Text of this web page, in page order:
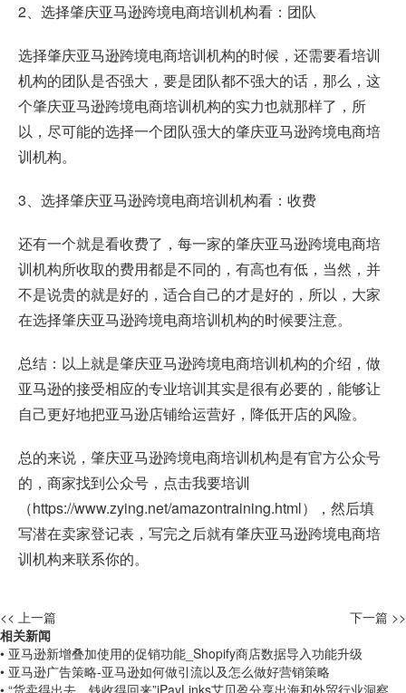
2、选择肇庆亚马逊跨境电商培训机构看：团队
选择肇庆亚马逊跨境电商培训机构的时候，还需要看培训
机构的团队是否强大，要是团队都不强大的话，那么，这
个肇庆亚马逊跨境电商培训机构的实力也就那样了，所
以，尽可能的选择一个团队强大的肇庆亚马逊跨境电商培
训机构。
3、选择肇庆亚马逊跨境电商培训机构看：收费
还有一个就是看收费了，每一家的肇庆亚马逊跨境电商培
训机构所收取的费用都是不同的，有高也有低，当然，并
不是说贵的就是好的，适合自己的才是好的，所以，大家
在选择肇庆亚马逊跨境电商培训机构的时候要注意。
总结：以上就是肇庆亚马逊跨境电商培训机构的介绍，做
亚马逊的接受相应的专业培训其实是很有必要的，能够让
自己更好地把亚马逊店铺给运营好，降低开店的风险。
总的来说，肇庆亚马逊跨境电商培训机构是有官方公众号
的，商家找到公众号，点击我要培训
（https://www.zying.net/amazontraining.html），然后填
写潜在卖家登记表，写完之后就有肇庆亚马逊跨境电商培
训机构来联系你的。
<< 上一篇
下一篇 >>
相关新闻
• 亚马逊新增叠加使用的促销功能_Shopify商店数据导入功能升级
• 亚马逊广告策略-亚马逊如何做引流以及怎么做好营销策略